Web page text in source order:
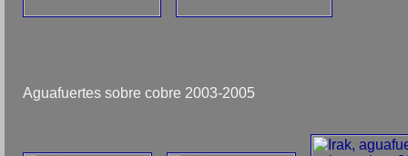
Aguafuertes sobre cobre 2003-2005